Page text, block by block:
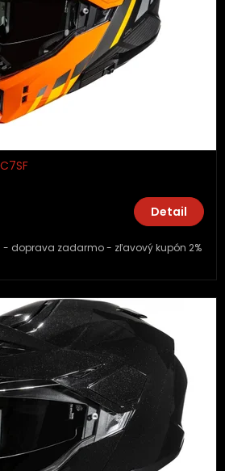
Detail
- doprava zadarmo - zľavový kupón 2%